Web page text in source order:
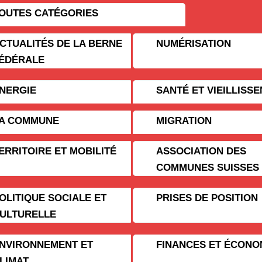
CATÉGORIES
DE LA BERNE
NUMÉRISATION
SANTÉ ET
COMMUNE MIGRATION
ET MOBILITÉ
ASSOCIATION DES
COMMUNES SUISSES
SOCIALE ET
PRISES DE POSITION
ET
FINANCES ET